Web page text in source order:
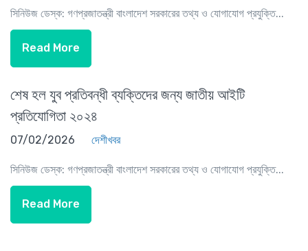
সিনিউজ ডেস্ক: গণপ্রজাতন্ত্রী বাংলাদেশ সরকারের তথ্য ও যোগাযোগ প্রযুক্তি...
Read More
শেষ হল যুব প্রতিবন্ধী ব্যক্তিদের জন্য জাতীয় আইটি
প্রতিযোগিতা ২০২৪
07/02/2026 দেশীখবর
সিনিউজ ডেস্ক: গণপ্রজাতন্ত্রী বাংলাদেশ সরকারের তথ্য ও যোগাযোগ প্রযুক্তি...
Read More